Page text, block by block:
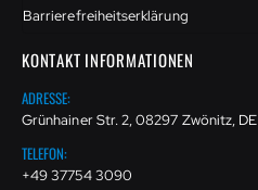
Barrierefreiheitserklärung
KONTAKT INFORMATIONEN
ADRESSE:
Grünhainer Str. 2, 08297 Zwönitz, DE
TELEFON:
+49 37754 3090